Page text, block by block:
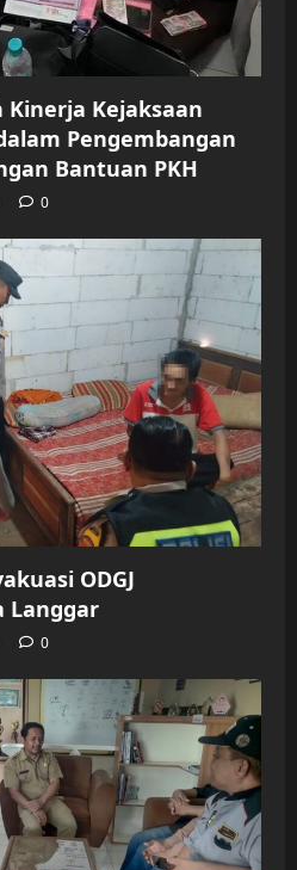
Kinerja Kejaksaan
Pengembangan
Bantuan PKH
0
ODGJ
Langgar
0